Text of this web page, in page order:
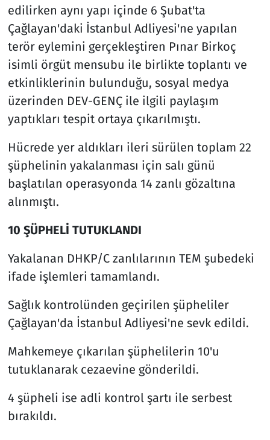
edilirken aynı yapı içinde 6 Şubat'ta
Çağlayan'daki İstanbul Adliyesi'ne yapılan
terör eylemini gerçekleştiren Pınar Birkoç
isimli örgüt mensubu ile birlikte toplantı ve
etkinliklerinin bulunduğu, sosyal medya
üzerinden DEV-GENÇ ile ilgili paylaşım
yaptıkları tespit ortaya çıkarılmıştı.
Hücrede yer aldıkları ileri sürülen toplam 22
şüphelinin yakalanması için salı günü
başlatılan operasyonda 14 zanlı gözaltına
alınmıştı.
10 ŞÜPHELİ TUTUKLANDI
Yakalanan DHKP/C zanlılarının TEM şubedeki
ifade işlemleri tamamlandı.
Sağlık kontrolünden geçirilen şüpheliler
Çağlayan'da İstanbul Adliyesi'ne sevk edildi.
Mahkemeye çıkarılan şüphelilerin 10'u
tutuklanarak cezaevine gönderildi.
4 şüpheli ise adli kontrol şartı ile serbest
bırakıldı.